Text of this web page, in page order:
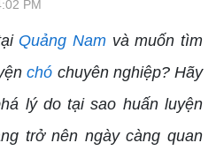
PM
Quảng Namvà muốn tìm
chó chuyên nghiệp? Hãy
lý do tại sao huấn luyện
trở nên ngày càng quan